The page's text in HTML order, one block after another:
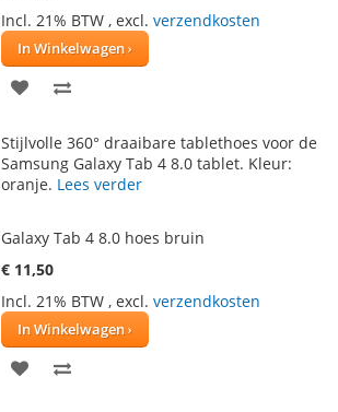
Incl. 21% BTW , excl. verzendkosten
In Winkelwagen
VOEG
AAN
VERLANGLIJST
TE
Stijlvolle 360° draaibare tablethoes voor de
Samsung Galaxy Tab 4 8.0 tablet. Kleur:
oranje. Lees verder
Galaxy Tab 4 8.0 hoes bruin
€ 11,50
Incl. 21% BTW , excl. verzendkosten
In Winkelwagen
VOEG